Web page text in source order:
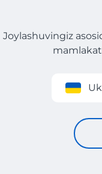
Roʻyxatdan
Joylashuvingiz
AGENT